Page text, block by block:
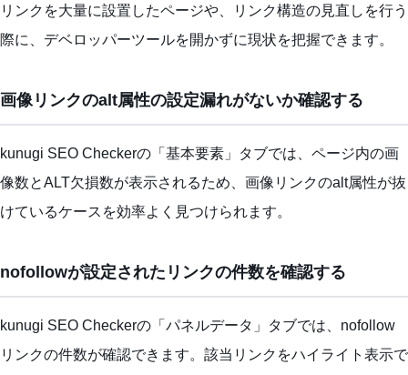
リンクを大量に設置したページや、リンク構造の見直しを行う
際に、デベロッパーツールを開かずに現状を把握できます。
画像リンクのalt属性の設定漏れがないか確認する
kunugi SEO Checkerの「基本要素」タブでは、ページ内の画
像数とALT欠損数が表示されるため、画像リンクのalt属性が抜
けているケースを効率よく見つけられます。
nofollowが設定されたリンクの件数を確認する
kunugi SEO Checkerの「パネルデータ」タブでは、nofollow
リンクの件数が確認できます。該当リンクをハイライト表示で